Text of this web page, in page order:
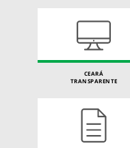
CEARÁ
TRANSPARENTE